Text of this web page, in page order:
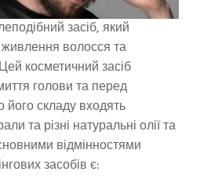
засіб, який
волосся та
косметичний засіб
голови та перед
його складу входять
та різні натуральні олії та
відмінностями
засобів є: